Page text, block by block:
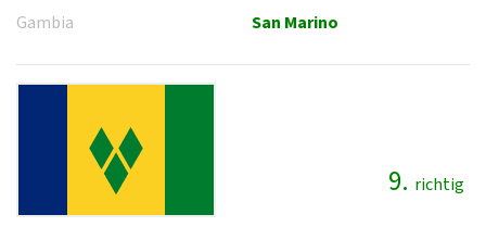
Gambia
San Marino
9. richtig